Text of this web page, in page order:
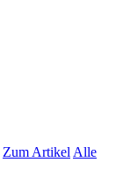
Zum Artikel Alle